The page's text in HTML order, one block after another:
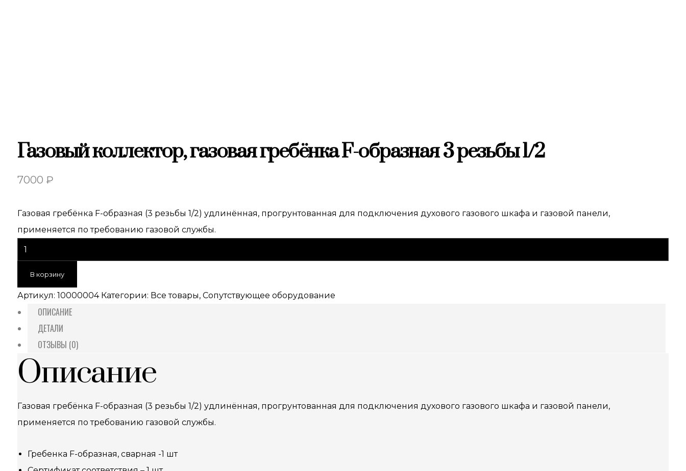
Газовый коллектор, газовая гребёнка F-образная 3 резьбы 1/2
7000 ₽
Газовая гребёнка F-образная (3 резьбы 1/2) удлинённая, прогрунтованная для подключения духового газового шкафа и газовой панели,
применяется по требованию газовой службы.
В корзину
Артикул: 10000004 Категории: Все товары, Сопутствующее оборудование
ОПИСАНИЕ
ДЕТАЛИ
ОТЗЫВЫ (0)
Описание
Газовая гребёнка F-образная (3 резьбы 1/2) удлинённая, прогрунтованная для подключения духового газового шкафа и газовой панели,
применяется по требованию газовой службы.
Гребенка F-образная, сварная -1 шт